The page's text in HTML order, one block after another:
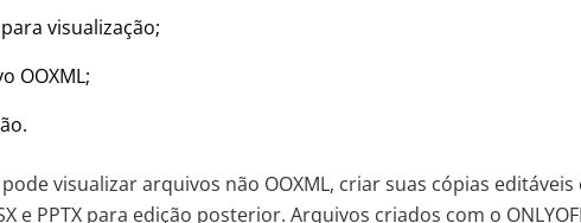
visualização;
OOXML;
visualizar arquivos não OOXML, criar suas cópias editáveis
e PPTX para edição posterior. Arquivos criados com o